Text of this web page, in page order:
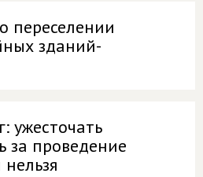
переселении
зданий-
ужесточать
за проведение